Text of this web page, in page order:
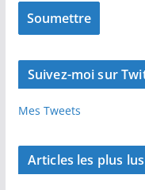
Suivez-moi sur
Mes Tweets
Articles les plus lus